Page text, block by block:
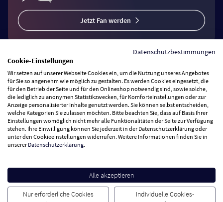
Jetzt Fan werden
Vertrag widerrufen
Zahlungsarten
Wir versenden mit
Besuchen Sie uns
Datenschutzbestimmungen
Cookie-Einstellungen
Wir setzen auf unserer Webseite Cookies ein, um die Nutzung unseres Angebotes
für Sie so angenehm wie möglich zu gestalten. Es werden Cookies eingesetzt, die
für den Betrieb der Seite und für den Onlineshop notwendig sind, sowie solche,
die lediglich zu anonymen Statistikzwecken, für Komforteinstellungen oder zur
Anzeige personalisierter Inhalte genutzt werden. Sie können selbst entscheiden,
welche Kategorien Sie zulassen möchten. Bitte beachten Sie, dass auf Basis Ihrer
Einstellungen womöglich nicht mehr alle Funktionalitäten der Seite zur Verfügung
stehen. Ihre Einwilligung können Sie jederzeit in der Datenschutzerklärung oder
unter den Cookieeinstellungen widerrufen. Weitere Informationen finden Sie in
unsererDatenschutzerklärung.
Alle akzeptieren
Nur erforderliche Cookies
Individuelle Cookies-